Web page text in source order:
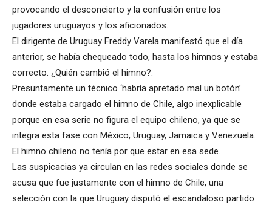
provocando el desconcierto y la confusión entre los
jugadores uruguayos y los aficionados.
El dirigente de Uruguay Freddy Varela manifestó que el día
anterior, se había chequeado todo, hasta los himnos y estaba
correcto. ¿Quién cambió el himno?.
Presuntamente un técnico ‘habría apretado mal un botón’
donde estaba cargado el himno de Chile, algo inexplicable
porque en esa serie no figura el equipo chileno, ya que se
integra esta fase con México, Uruguay, Jamaica y Venezuela.
El himno chileno no tenía por que estar en esa sede.
Las suspicacias ya circulan en las redes sociales donde se
acusa que fue justamente con el himno de Chile, una
selección con la que Uruguay disputó el escandaloso partido